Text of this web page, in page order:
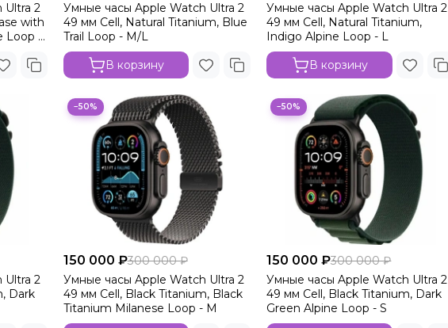
Ultra 2
with
Loop -
Умные часы Apple Watch Ultra 2
49 мм Cell, Natural Titanium, Blue
Trail Loop - M/L
В корзину
Умные часы Apple Watch Ultra 2
49 мм Cell, Natural Titanium,
Indigo Alpine Loop - L
В корзину
Ultra 2
Dark
−50%
150 000 ₽300 000 ₽
Умные часы Apple Watch Ultra 2
49 мм Cell, Black Titanium, Black
Titanium Milanese Loop - M
−50%
150 000 ₽300 000 ₽
Умные часы Apple Watch Ultra 2
49 мм Cell, Black Titanium, Dark
Green Alpine Loop - S